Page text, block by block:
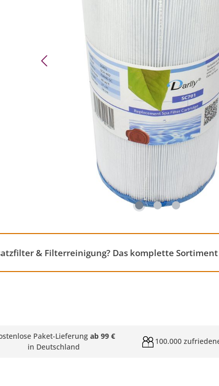
& Filterreinigung? Das komplette
Paket-Lieferung ab 99 €
in Deutschland
100.000